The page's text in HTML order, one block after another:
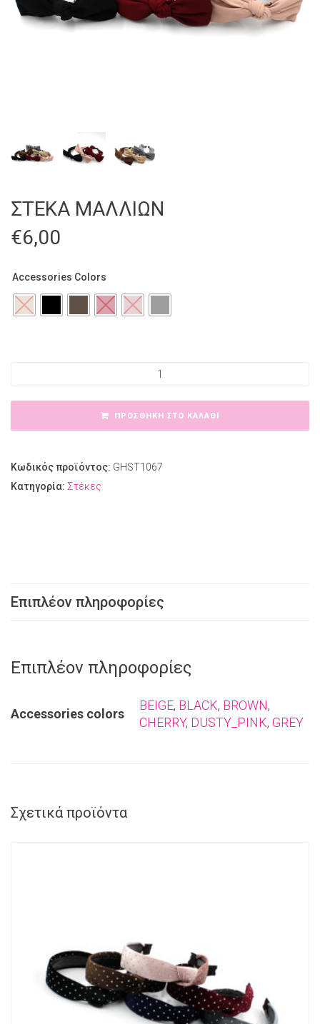
ΣΤΕΚΑ ΜΑΛΛΙΩΝ
€6,00
Αccessories Colors
ΠΡΟΣΘΉΚΗ ΣΤΟ ΚΑΛΆΘΙ
Κωδικός προϊόντος: GHST1067
Κατηγορία: Στέκες
Επιπλέον πληροφορίες
Επιπλέον πληροφορίες
Αccessories colors
BEIGE, BLACK, BROWN,
CHERRY, DUSTY_PINK, GREY
Σχετικά προϊόντα